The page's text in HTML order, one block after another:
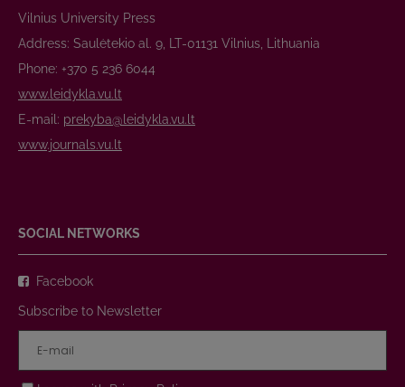
Vilnius University Press
Address: Saulėtekio al. 9, LT-01131 Vilnius, Lithuania
Phone: +370 5 236 6044
www.leidykla.vu.lt
E-mail: prekyba@leidykla.vu.lt
www.journals.vu.lt
SOCIAL NETWORKS
Facebook
Subscribe to Newsletter